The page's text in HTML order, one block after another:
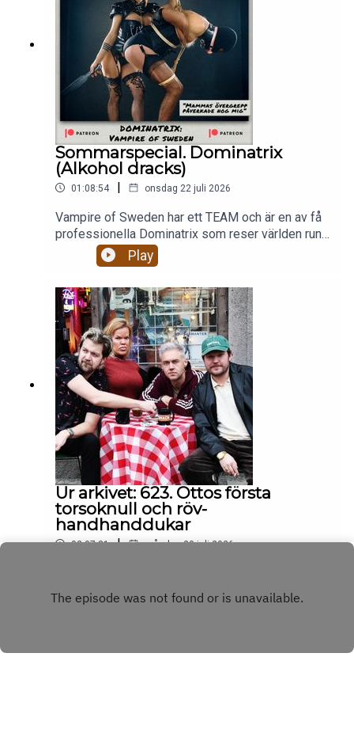
Sommarspecial. Dominatrix
(Alkohol dracks)
01:08:54 | onsdag 22 juli 2026
Vampire of Sweden har ett TEAM och är en av få
professionella Dominatrix som reser världen runt
och dominerar och förnedrar män. Hur ser hennes
arbete ut egentligen? Är hon någonsin rädd? Hur
mammas övergrepp påverkat hennes val av
arbete?
Play
Ur arkivet: 623. Ottos första
torsoknull och röv-
handhanddukar
02:07:31 | måndag 20 juli 2026